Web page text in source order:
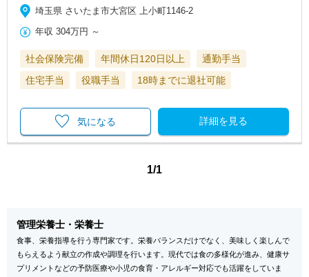
埼玉県 さいたま市大宮区 上小町1146-2
年収 304万円 ～
社会保険完備 年間休日120日以上
通勤手当
住宅手当
役職手当 18時までに退社可能
詳細を見る
気になる
1/1
管理栄養士・栄養士
食事、栄養指導を行う専門家です。栄養バランスだけでなく、美味しく楽しんで
もらえるよう献立の作成や調理を行います。現代では食の多様化が進み、健康サ
プリメントなどの予防医療や小児の食育・アレルギー対応でも活躍をしていま